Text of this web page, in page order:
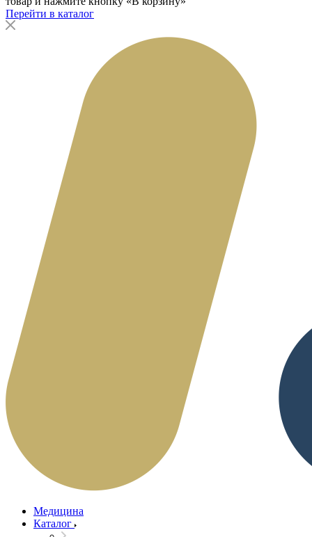
Перейти в каталог
Медицина
Каталог